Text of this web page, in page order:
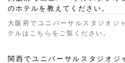
のホテルを教えてください。
大阪府でユニバーサルスタジオジ
テルはこちらをご覧ください。
関西でユニバーサルスタジオジ